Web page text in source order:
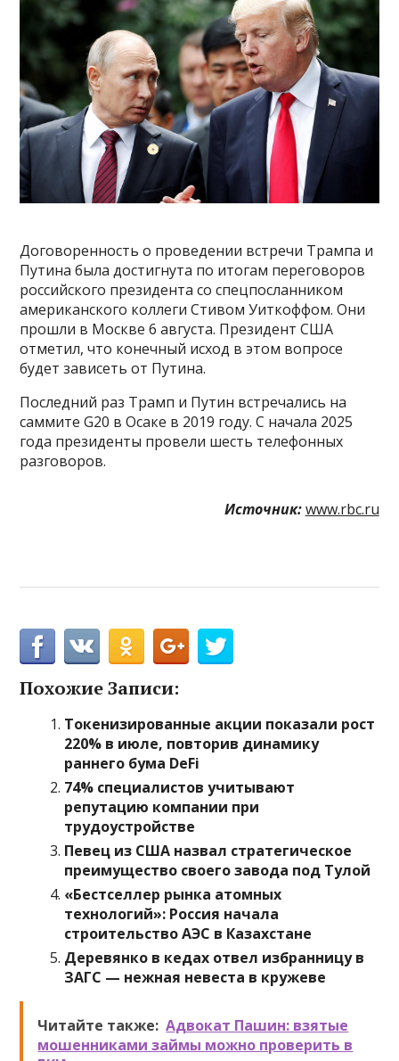
Договоренность о проведении встречи Трампа и
Путина была достигнута по итогам переговоров
российского президента со спецпосланником
американского коллеги Стивом Уиткоффом. Они
прошли в Москве 6 августа. Президент США
отметил, что конечный исход в этом вопросе
будет зависеть от Путина.
Последний раз Трамп и Путин встречались на
саммите G20 в Осаке в 2019 году. С начала 2025
года президенты провели шесть телефонных
разговоров.
Источник: www.rbc.ru
Похожие Записи:
Токенизированные акции показали рост
220% в июле, повторив динамику
раннего бума DeFi
74% специалистов учитывают
репутацию компании при
трудоустройстве
Певец из США назвал стратегическое
преимущество своего завода под Тулой
«Бестселлер рынка атомных
технологий»: Россия начала
строительство АЭС в Казахстане
Деревянко в кедах отвел избранницу в
ЗАГС — нежная невеста в кружеве
Читайте также: Адвокат Пашин: взятые
мошенниками займы можно проверить в